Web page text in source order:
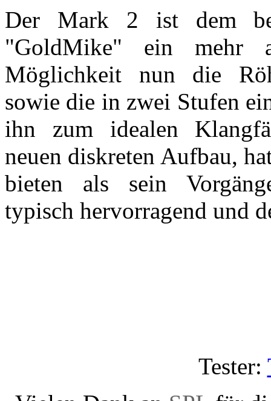
Der Mark 2 ist dem
"GoldMike" ein mehr
Möglichkeit nun die
sowie die in zwei Stufen
ihn zum idealen
neuen diskreten Aufbau,
bieten als sein
typisch hervorragend und
Tester: